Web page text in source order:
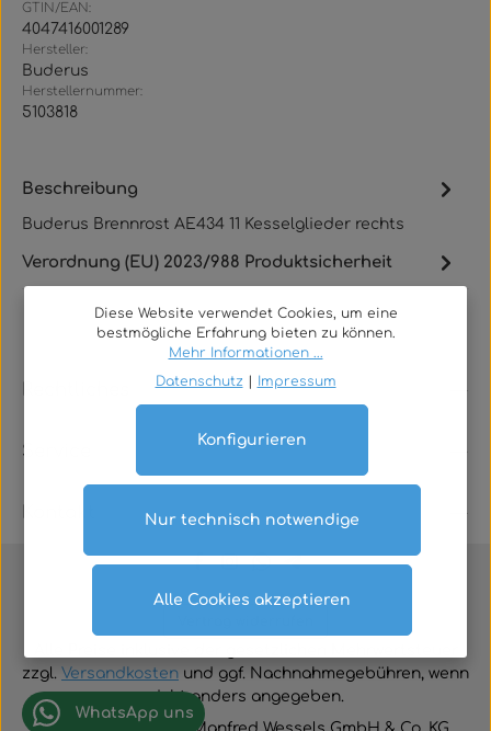
GTIN/EAN:
4047416001289
Hersteller:
Buderus
Herstellernummer:
5103818
Beschreibung
Buderus Brennrost AE434 11 Kesselglieder rechts
Verordnung (EU) 2023/988 Produktsicherheit
Service
zzgl. Versandkosten und ggf. Nachnahmegebühren, wenn
nicht anders angegeben.
WhatsApp uns
Diese Website verwendet Cookies, um eine
bestmögliche Erfahrung bieten zu können.
Mehr Informationen ...
Datenschutz
Impressum
Nur technisch notwendige
Konfigurieren
Alle Cookies akzeptieren